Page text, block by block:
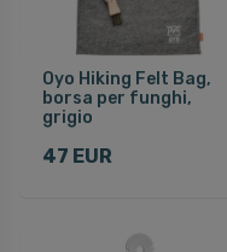
Oyo Hiking Felt Bag,
borsa per funghi,
grigio
47 EUR